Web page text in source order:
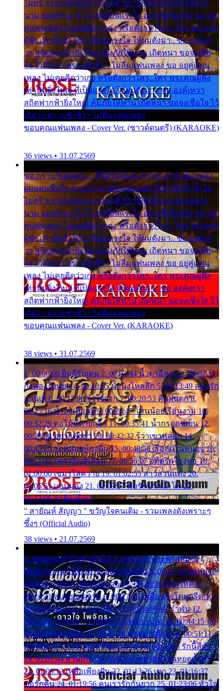
ไมตรี จากแฟนเพลง ทุกทุกที่ ปราณีหลั่งไหล ผมขอฝาก
นาม ยอดรักเอาไว้ โปรดเป็นแรงใจ อย่างนี้เรื่อยไป ขอ อยู่
คู่แฟนเพลง ไม่เคยคิดว่าเก่ง หรือดังกว่าใคร..ใคร พระคุณ
ผู้ฟัง เท่านั้นยิ่งใหญ่ ที่เป็นแรงใจ ให้ผมดังมา.. ขอ องค์เท
วา สถิตฟากฟ้ายิ่งใหญ่ คุ้มภัยให้ท่าน เถิดหนา ขอจงเชื่อ
ใจ ไว้เถิดว่า ตราบชั่วชีวา ไม่ลืมแฟนเพลง ขอ อยู่คู่แฟน
เพลง ไม่เคยคิดว่าเก่ง หรือดังกว่าใคร..ใคร พระคุณผู้ฟัง
เท่านั้นยิ่งใหญ่ ที่เป็นแรงใจ ให้ผมดังมา.. ขอ องค์เทวา
สถิตฟากฟ้ายิ่งใหญ่ คุ้มภัยให้ท่าน เถิดหนา ขอจงเชื่อใจ ไว้
เถิดว่า ตราบชั่วชีวา ไม่ลืมแฟนเพลง
ขอบคุณแฟนเพลง - Cover Ver. (ซาวด์ดนตรี) (KARAOKE)
36 views • 31.07.2569
ขอ กราบ ขอบคุณ.... ที่ได้รับไออุ่น การุณ จากแฟน เพลง
ผมแสนชื่นใจ หายวังเวง เมื่อแฟนเพลง ให้กำลังใจ น้ำใจ
ไมตรี จากแฟนเพลง ทุกทุกที่ ปราณีหลั่งไหล ผมขอฝาก
นาม ยอดรักเอาไว้ โปรดเป็นแรงใจ อย่างนี้เรื่อยไป ขอ อยู่
คู่แฟนเพลง ไม่เคยคิดว่าเก่ง หรือดังกว่าใคร..ใคร พระคุณ
ผู้ฟัง เท่านั้นยิ่งใหญ่ ที่เป็นแรงใจ ให้ผมดังมา.. ขอ องค์เท
วา สถิตฟากฟ้ายิ่งใหญ่ คุ้มภัยให้ท่าน เถิดหนา ขอจงเชื่อ
ใจ ไว้เถิดว่า ตราบชั่วชีวา ไม่ลืมแฟนเพลง ขอ อยู่คู่แฟน
เพลง ไม่เคยคิดว่าเก่ง หรือดังกว่าใคร..ใคร พระคุณผู้ฟัง
เท่านั้นยิ่งใหญ่ ที่เป็นแรงใจ ให้ผมดังมา.. ขอ องค์เทวา
สถิตฟากฟ้ายิ่งใหญ่ คุ้มภัยให้ท่าน เถิดหนา ขอจงเชื่อใจ ไว้
เถิดว่า ตราบชั่วชีวา ไม่ลืมแฟนเพลง
ขอบคุณแฟนเพลง - Cover Ver. (KARAOKE)
38 views • 31.07.2569
1. 00:00:00 ยินดีรับเดน 2. 00:03:44 น้ำตาอีสาน 3. 00:07:51
กิ่งทองใบหยก 4. 00:10:35 น้ำนิ่งไหลลึก 5. 00:13:49 ลานรัก
ลานเท 6. 00:17:06 จำใจจาก 7. 00:20:53 คืนฝนตก 8.
00:25:16 น้ำลงเดือนยี่ 9. 00:28:47 โสนน้อยเรือนงาม 10.
00:32:29 ตอไม้ที่ตายแล้ว 11. 00:35:41 น้ำกรดแช่เย็น 12.
00:39:08 อยากฟังซ้ำ 13. 00:42:32 รู้ว่าเขาหลอก 14.
00:45:25 รอหน่อยน้องติ๋ม 15. 00:48:56 เรือล่มในหนอง 16.
00:51:43 บัตรเชิญสีเลือด 17. 00:56:07 อดีตรักโรงทอ 18.
01:00:00 เขมรไล่ควาย 19. 01:02:55 สาวสวนแตง 20.
01:05:51 แอบมอง 21. 01:09:27 พบรักปากน้ำโพ 22.
01:13:06 สายัณห์เมา
" สายัณห์ สัญญา " ขวัญใจคนเดิม - รวมเพลงดังเพราะๆ
ซึ้งๆ (Official Audio)
38 views • 21.07.2569
1. 00:00:00 ทำไมทำฉันได้ 2. 00:03:20 นางฟ้าสลัม 3.
00:06:50 คน 4. 00:10:36 บุญเหลือเกิน 5. 00:13:58 ฝนหยาด
สุดท้าย 6. 00:17:30 ยาใจยาจก 7. 00:20:30 คิดดูให้ดี 8.
00:24:21 ลบรอยแผลรัก 9. 00:27:35 เหมือนใจโดนกรีด 10.
00:30:54 ขบวนการเปาเปียว 11. 00:34:05 คำรำพัน 12.
00:37:20 ปาหนัน 13. 00:40:37 ใจเจ้ากรรม 14. 00:44:15 จูบ
ฉันแล้วจงตายเสีย 15. 00:47:24 ขอสูมาเต๊อะ 16. 00:51:11
คนใจมาร 17. 00:54:50 คืนทรมาน 18. 00:58:25 รักนี้สีดำ
19. 01:01:44 ส่วนเกิน 20. 01:05:42 หยาดน้ำฝนหยดน้ำตา
21. 01:09:13 เหลือเพียงฝัน 22. 01:13:26 เขา 23. 01:16:37
ขอรักคืน 24. 01:19:56 คนเรารักกันยาก 25. 01:23:06 หัวใจ